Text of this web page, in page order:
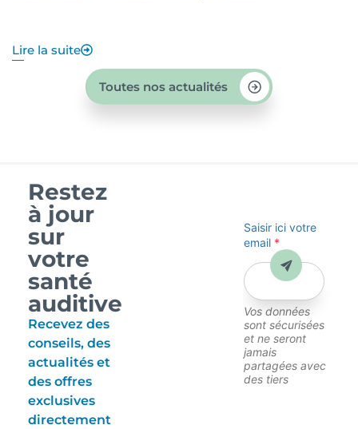
Lire la suite
Toutes nos actualités
Restez
à jour
sur
votre
santé
auditive
Recevez des
conseils, des
actualités et
des offres
exclusives
directement
Saisir ici votre
email *
Vos données
sont sécurisées
et ne seront
jamais
partagées avec
des tiers
Envoyer